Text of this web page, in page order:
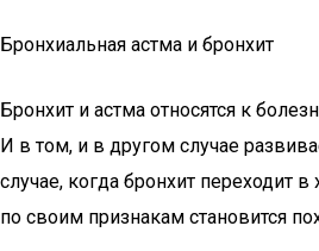
Бронхиальная астма и бронхит
Бронхит и астма относятся к
И в том, и в другом случае
случае, когда бронхит переходит
по своим признакам становится